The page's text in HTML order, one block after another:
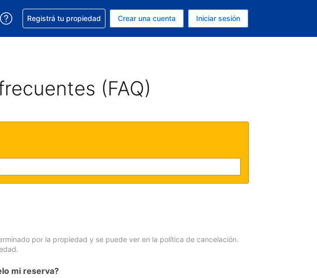
Tu moneda actual es Peso argentino
idioma. El idioma que estás usando es Español (Argentina)
Conseguí ayuda con tu reserva
Registrá tu propiedad Crear una cuenta Iniciar sesión
(FAQ)
por la propiedad y se puede ver en la política de cancelación.
mi reserva?